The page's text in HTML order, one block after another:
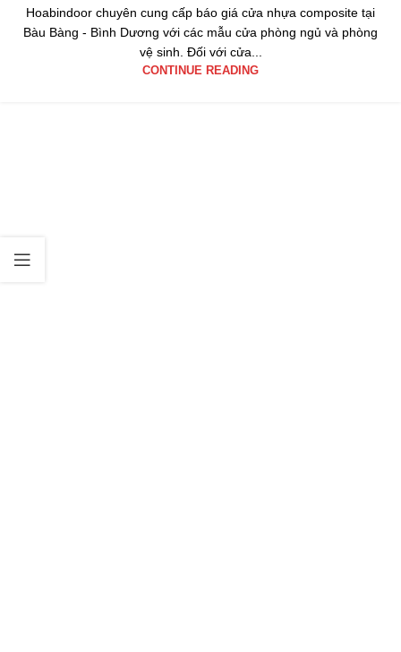
Hoabindoor chuyên cung cấp báo giá cửa nhựa composite tại
Bàu Bàng - Bình Dương với các mẫu cửa phòng ngủ và phòng
vệ sinh. Đối với cửa...
CONTINUE READING